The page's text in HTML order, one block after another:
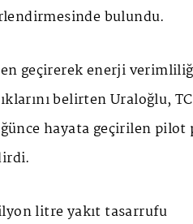
bulundu.
geçirerek enerji
belirten Uraloğlu,
hayata geçirilen pilot
litre yakıt tasarrufu